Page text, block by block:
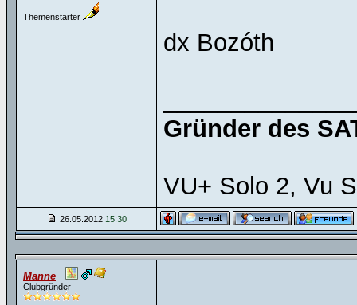
Themenstarter
dx Bozóth
Gründer des
VU+ Solo 2, Vu
26.05.2012 15:30
Manne
Clubgründer